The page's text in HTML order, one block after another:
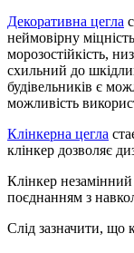
Декоративна цегла
неймовірну
морозостійкість,
схильний до
будівельників є
можливість
Клінкерна цегла
клінкер дозволяє
Клінкер
поєднанням з
Слід зазначити, що